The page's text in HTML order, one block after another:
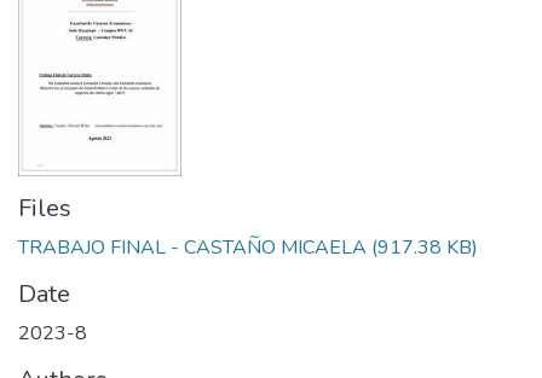
Files
TRABAJO FINAL - CASTAÑO MICAELA (917.38 KB)
Date
2023-8